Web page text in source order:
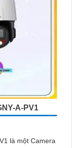
A-PV1
là một Camera